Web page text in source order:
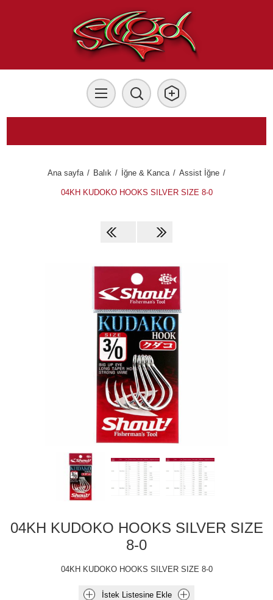
Ana sayfa / Balık / İğne & Kanca / Assist İğne /
04KH KUDOKO HOOKS SILVER SIZE 8-0
04KH KUDOKO HOOKS SILVER SIZE
8-0
04KH KUDOKO HOOKS SILVER SIZE 8-0
İstek Listesine Ekle